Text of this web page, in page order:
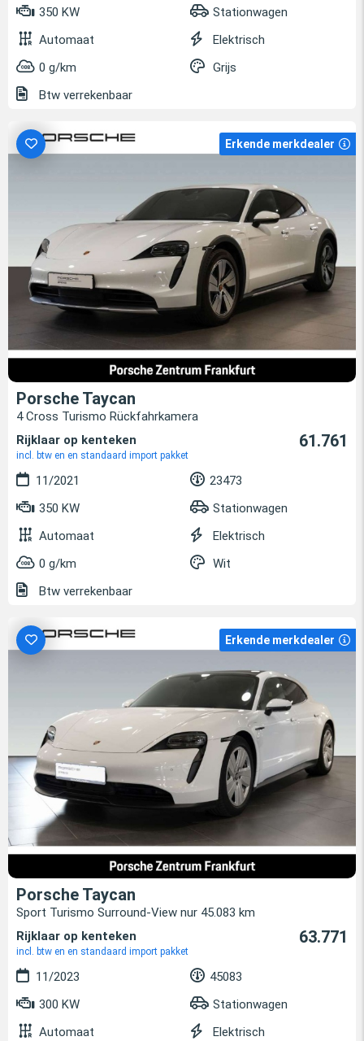
350 KW
Stationwagen
Automaat
Elektrisch
0 g/km
Grijs
Btw verrekenbaar
Erkende merkdealer
Porsche Taycan
4 Cross Turismo Rückfahrkamera
Rijklaar op kenteken
incl. btw en en standaard import pakket
61.761
11/2021
23473
350 KW
Stationwagen
Automaat
Elektrisch
0 g/km
Wit
Btw verrekenbaar
Erkende merkdealer
Porsche Taycan
Sport Turismo Surround-View nur 45.083 km
Rijklaar op kenteken
incl. btw en en standaard import pakket
63.771
11/2023
45083
300 KW
Stationwagen
Automaat
Elektrisch